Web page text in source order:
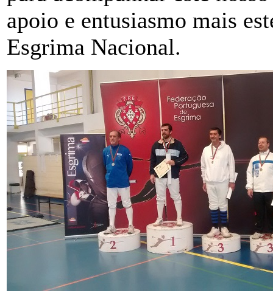
apoio e entusiasmo mais
Esgrima Nacional.